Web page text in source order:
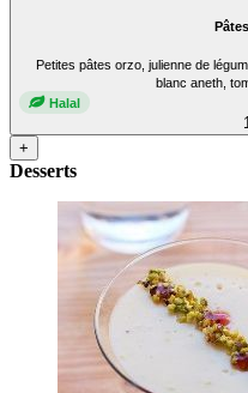
Petites pâtes orzo, julienne de
blanc aneth,
Halal
+
Desserts